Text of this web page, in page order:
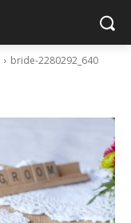
bride-2280292_640